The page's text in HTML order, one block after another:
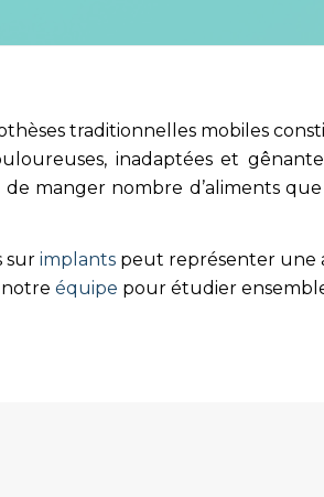
traditionnelles mobiles
inadaptées et
manger nombre d’aliments
sur implants peut représenter une
notre équipe pour étudier